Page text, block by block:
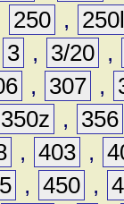
250 ,
3 , 3/20 ,
, 307 ,
350z ,
356
, 403 ,
, 450 ,